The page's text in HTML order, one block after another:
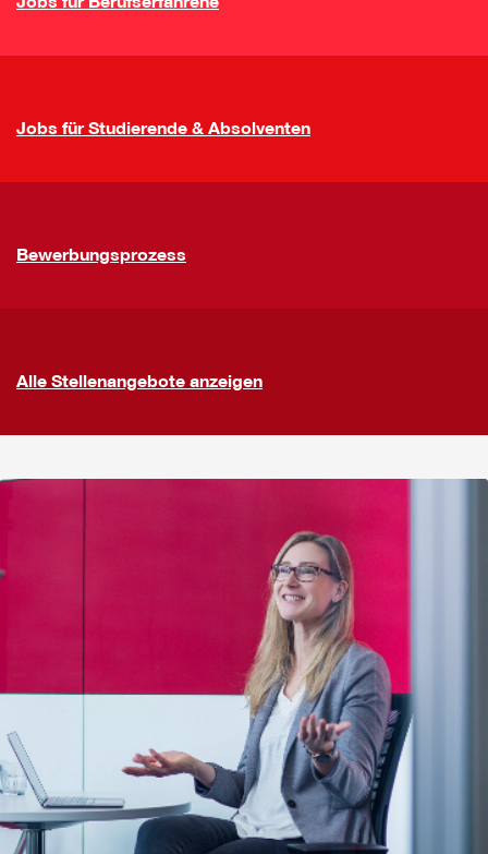
Jobs für Studierende & Absolventen
Bewerbungsprozess
Alle Stellenangebote anzeigen